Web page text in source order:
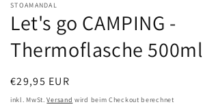
in
Modal
öffnen
STOAMANDAL
Let's go CAMPING -
Thermoflasche 500ml
Normaler
Preis
€29,95 EUR
inkl. MwSt.Versand wird beim Checkout berechnet